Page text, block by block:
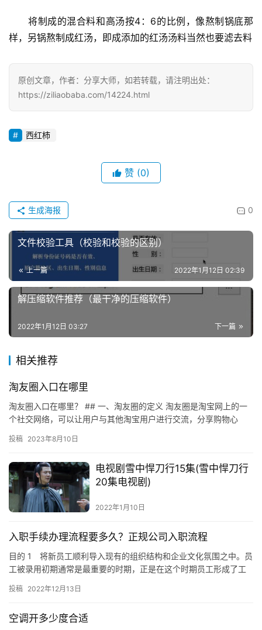
将制成的混合料和高汤按4：6的比例，像熬制锅底那
样，另锅熬制成红汤，即成添加的红汤汤料当然也要滤去料
原创文章，作者：分享大师，如若转载，请注明出处：
https://ziliaobaba.com/14224.html
西红柿
赞 (0)
0
生成海报
文件校验工具（校验和校验的区别）
上一篇 2022年1月12日 02:39
解压缩软件推荐（最干净的压缩软件）
下一篇
2022年1月12日 03:27
相关推荐
淘友圈入口在哪里
淘友圈入口在哪里？ ## 一、淘友圈的定义 淘友圈是淘宝网上的一
个社交网络，可以让用户与其他淘宝用户进行交流，分享购物心
投稿 2023年8月10日
电视剧雪中悍刀行15集(雪中悍刀行
20集电视剧)
2022年1月10日
入职手续办理流程要多久？正规公司入职流程
目的 1 将新员工顺利导入现有的组织结构和企业文化氛围之中。员
工被录用初期通常是最重要的时期，正是在这个时期员工形成了工
投稿 2022年12月13日
空调开多少度合适